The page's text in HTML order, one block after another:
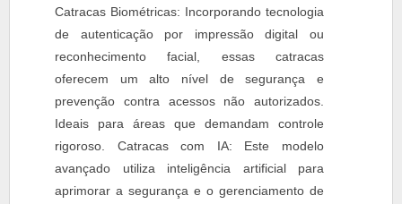
Catracas Biométricas: Incorporando tecnologia
de autenticação por impressão digital ou
reconhecimento facial, essas catracas
oferecem um alto nível de segurança e
prevenção contra acessos não autorizados.
Ideais para áreas que demandam controle
rigoroso. Catracas com IA: Este modelo
avançado utiliza inteligência artificial para
aprimorar a segurança e o gerenciamento de